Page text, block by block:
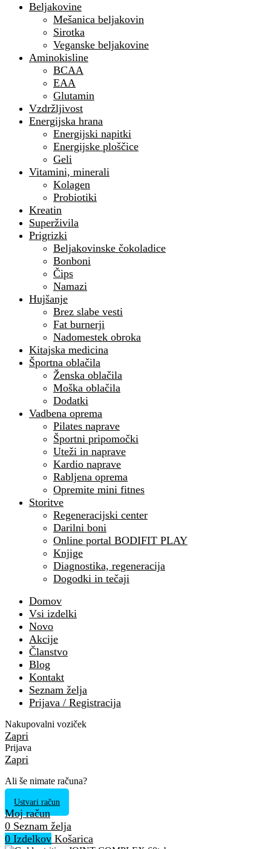
Beljakovine
Mešanica beljakovin
Sirotka
Veganske beljakovine
Aminokisline
BCAA
EAA
Glutamin
Vzdržljivost
Energijska hrana
Energijski napitki
Energijske ploščice
Geli
Vitamini, minerali
Kolagen
Probiotiki
Kreatin
Superživila
Prigrizki
Beljakovinske čokoladice
Bonboni
Čips
Namazi
Hujšanje
Brez slabe vesti
Fat burnerji
Nadomestek obroka
Kitajska medicina
Športna oblačila
Ženska oblačila
Moška oblačila
Dodatki
Vadbena oprema
Pilates naprave
Športni pripomočki
Uteži in naprave
Kardio naprave
Rabljena oprema
Opremite mini fitnes
Storitve
Regeneracijski center
Darilni boni
Online portal BODIFIT PLAY
Knjige
Diagnostika, regeneracija
Dogodki in tečaji
Domov
Vsi izdelki
Novo
Akcije
Članstvo
Blog
Kontakt
Seznam želja
Prijava / Registracija
Nakupovalni voziček
Zapri
Prijava
Zapri
Ali še nimate računa?
Ustvari račun
Moj račun
0 Seznam želja
0 Izdelkov Košarica